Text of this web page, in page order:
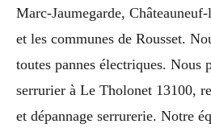
Marc-Jaumegarde,
et les communes de Rousset.
toutes pannes électriques. Nous
serrurier à Le Tholonet 13100,
et dépannage serrurerie. Notre